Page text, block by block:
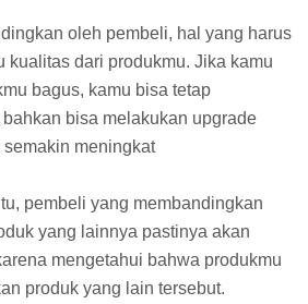
oleh pembeli, hal yang harus
kualitas dari produkmu. Jika kamu
bagus, kamu bisa tetap
bisa melakukan upgrade
meningkat
pembeli yang membandingkan
yang lainnya pastinya akan
mengetahui bahwa produkmu
produk yang lain tersebut.